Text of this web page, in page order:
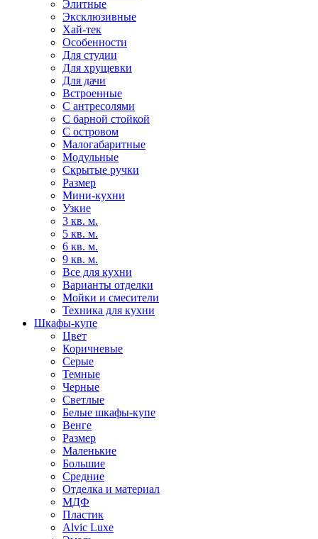
Элитные
Эксклюзивные
Хай-тек
Особенности
Для студии
Для хрущевки
Для дачи
Встроенные
С антресолями
С барной стойкой
С островом
Малогабаритные
Модульные
Скрытые ручки
Размер
Мини-кухни
Узкие
3 кв. м.
5 кв. м.
6 кв. м.
9 кв. м.
Все для кухни
Варианты отделки
Мойки и смесители
Техника для кухни
Шкафы-купе
Цвет
Коричневые
Серые
Темные
Черные
Светлые
Белые шкафы-купе
Венге
Размер
Маленькие
Большие
Средние
Отделка и материал
МДФ
Пластик
Alvic Luxe